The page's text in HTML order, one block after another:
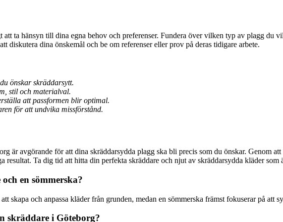
ta hänsyn till dina egna behov och preferenser. Fundera över vilken typ av plagg du
diskutera dina önskemål och be om referenser eller prov på deras tidigare arbete.
önskar skräddarsytt.
stil och materialval.
att passformen blir optimal.
för att undvika missförstånd.
är avgörande för att dina skräddarsydda plagg ska bli precis som du önskar. Genom
resultat. Ta dig tid att hitta din perfekta skräddare och njut av skräddarsydda kläder som
en sömmerska?
skapa och anpassa kläder från grunden, medan en sömmerska främst fokuserar på
skräddare i Göteborg?